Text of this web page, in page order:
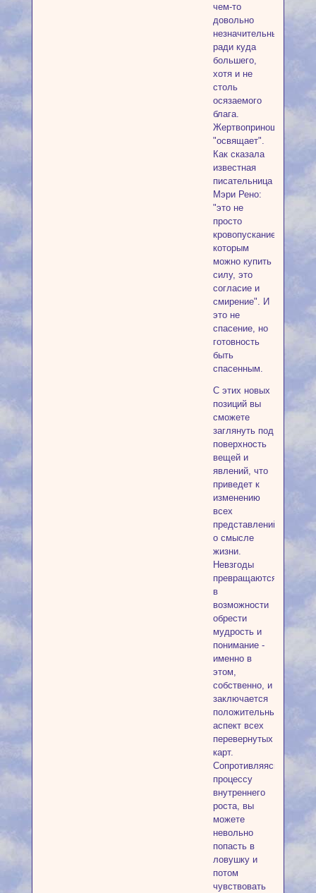
чем-то
довольно
незначительным
ради куда
большего,
хотя и не
столь
осязаемого
блага.
Жертвоприношение
"освящает".
Как сказала
известная
писательница
Мэри Рено:
"это не
просто
кровопускание,
которым
можно купить
силу, это
согласие и
смирение". И
это не
спасение, но
готовность
быть
спасенным.
С этих новых
позиций вы
сможете
заглянуть под
поверхность
вещей и
явлений, что
приведет к
изменению
всех
представлений
о смысле
жизни.
Невзгоды
превращаются
в
возможности
обрести
мудрость и
понимание -
именно в
этом,
собственно, и
заключается
положительный
аспект всех
перевернутых
карт.
Сопротивляясь
процессу
внутреннего
роста, вы
можете
невольно
попасть в
ловушку и
потом
чувствовать